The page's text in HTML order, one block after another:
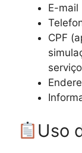
E-mail
CPF
Uso